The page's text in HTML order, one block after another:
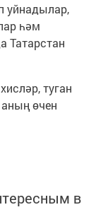
уйнадылар,
һәм
Татарстан
туган
өчен
в